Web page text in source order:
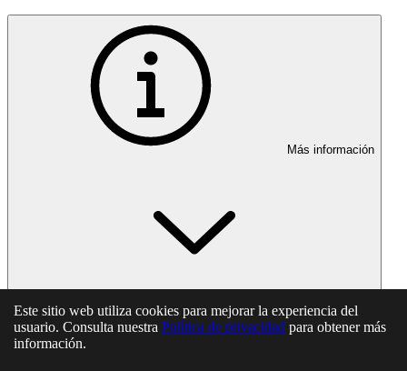
Más información
En esta página
Este sitio web utiliza cookies para mejorar la experiencia del
usuario. Consulta nuestra Política de privacidad para obtener más
información.